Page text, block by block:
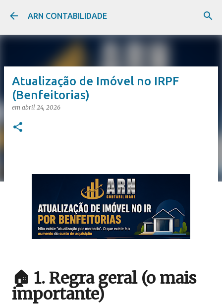
Pular para o conteúdo principal
ARN CONTABILIDADE
Atualização de Imóvel no IRPF
(Benfeitorias)
em abril 24, 2026
🏠 1. Regra geral (o mais
importante)